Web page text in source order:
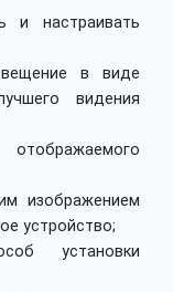
и настраивать
в виде
видения
изображением
устройство;
установки